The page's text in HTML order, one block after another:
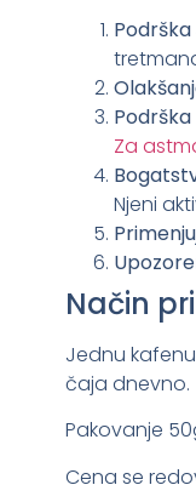
Za
Njeni
Način
Jednu
čaja dnevno.
Pakovanje
Cena se